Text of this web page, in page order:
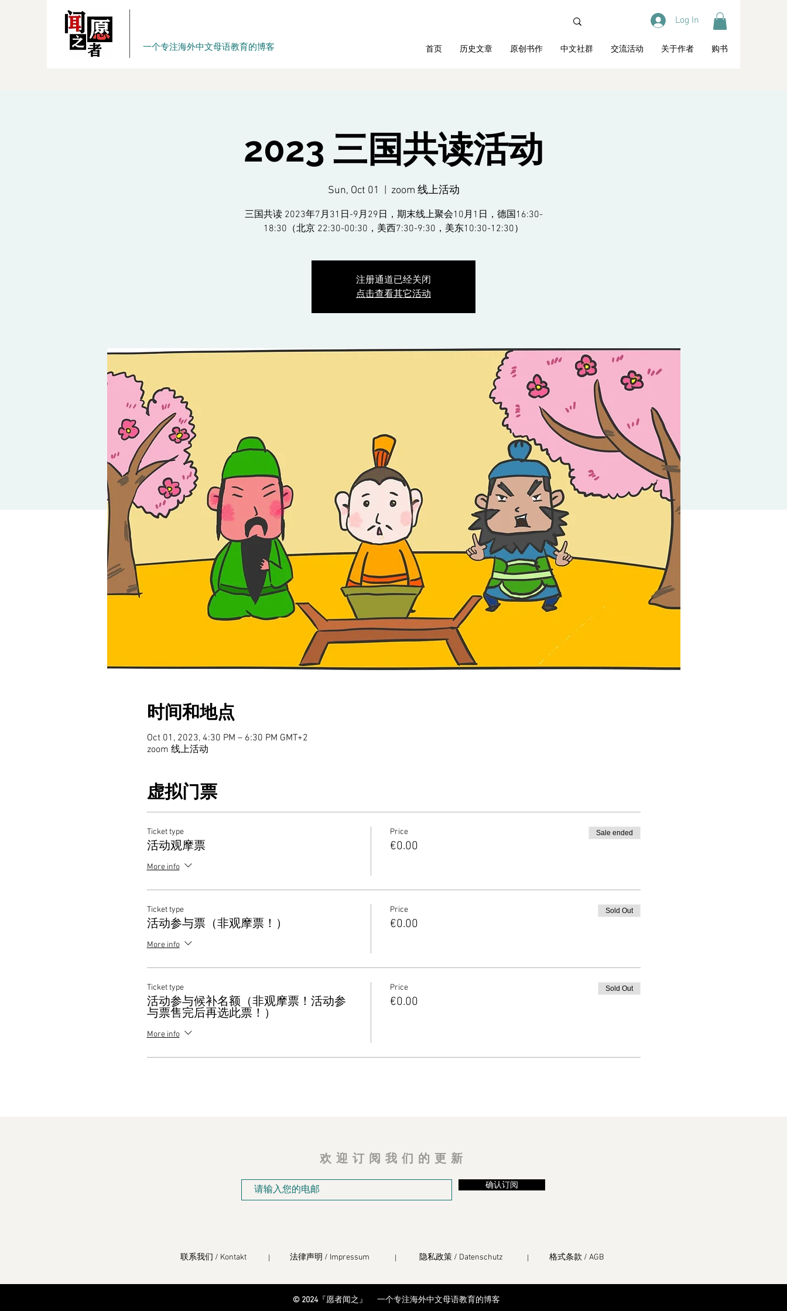
一个专注海外中文母语教育的博客
Log In
首页 历史文章 原创书作 中文社群 交流活动 关于作者 购书
2023 三国共读活动
Sun, Oct 01 zoom 线上活动
三国共读 2023年7月31日-9月29日，期末线上聚会10月1日，德国16:30-
18:30（北京 22:30-00:30，美西7:30-9:30，美东10:30-12:30）
注册通道已经关闭
点击查看其它活动
时间和地点
Oct 01, 2023, 4:30 PM – 6:30 PM GMT+2
zoom 线上活动
虚拟门票
Ticket type
活动观摩票
More info
Price
€0.00
Sale ended
Ticket type
活动参与票（非观摩票！）
More info
Price
€0.00
Sold Out
Ticket type
活动参与候补名额（非观摩票！活动参
与票售完后再选此票！）
More info
Price
€0.00
Sold Out
欢迎订阅我们的更新
确认订阅
联系我们 / Kontakt 法律声明 / Impressum 隐私政策 / Datenschutz 格式条款 / AGB
© 2024『愿者闻之』 一个专注海外中文母语教育的博客